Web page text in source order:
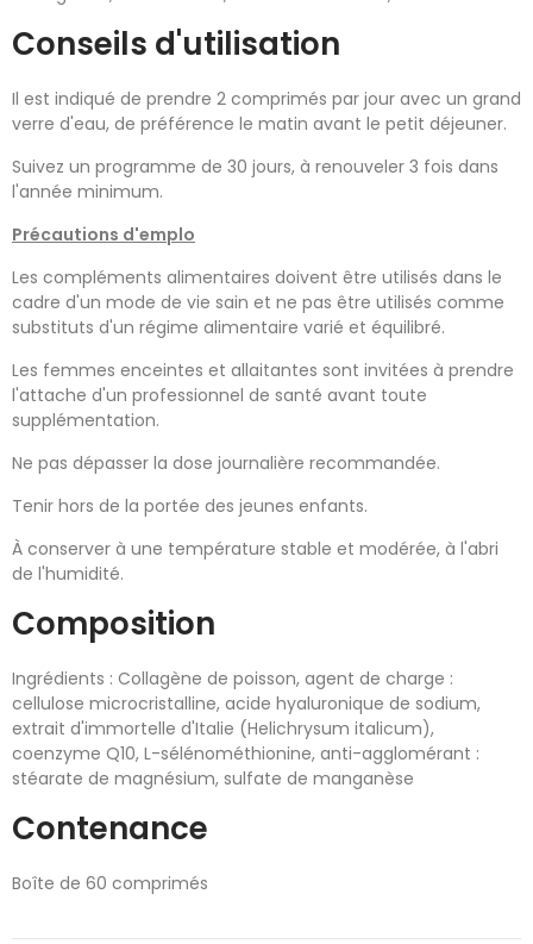
Conseils d'utilisation
Il est indiqué de prendre 2 comprimés par jour avec un grand
verre d'eau, de préférence le matin avant le petit déjeuner.
Suivez un programme de 30 jours, à renouveler 3 fois dans
l'année minimum.
Précautions d'emplo
Les compléments alimentaires doivent être utilisés dans le
cadre d'un mode de vie sain et ne pas être utilisés comme
substituts d'un régime alimentaire varié et équilibré.
Les femmes enceintes et allaitantes sont invitées à prendre
l'attache d'un professionnel de santé avant toute
supplémentation.
Ne pas dépasser la dose journalière recommandée.
Tenir hors de la portée des jeunes enfants.
À conserver à une température stable et modérée, à l'abri
de l'humidité.
Composition
Ingrédients : Collagène de poisson, agent de charge :
cellulose microcristalline, acide hyaluronique de sodium,
extrait d'immortelle d'Italie (Helichrysum italicum),
coenzyme Q10, L-sélénométhionine, anti-agglomérant :
stéarate de magnésium, sulfate de manganèse
Contenance
Boîte de 60 comprimés